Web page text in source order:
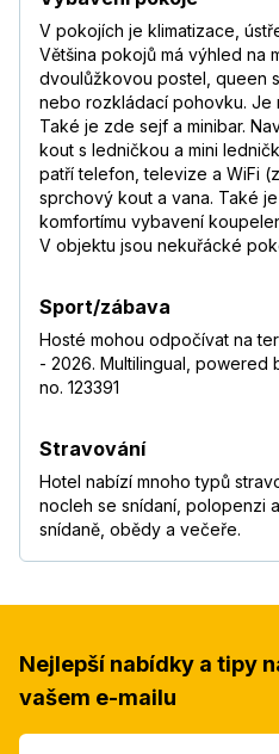
V pokojích je klimatizace,
Většina pokojů má výhled na
dvoulůžkovou postel, queen
nebo rozkládací pohovku. Je
Také je zde sejf a minibar.
kout s ledničkou a mini
patří telefon, televize a WiFi
sprchový kout a vana. Také
komfortímu vybavení
V objektu jsou nekuřácké
Sport/zábava
Hosté mohou odpočívat na
- 2026. Multilingual, powered
no. 123391
Stravování
Hotel nabízí mnoho typů
nocleh se snídaní, polopenzi
snídaně, obědy a večeře.
Nejlepší nabídky a tipy
vašem e-mailu